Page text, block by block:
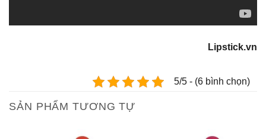
Lipstick.vn
5/5 - (6 bình chọn)
SẢN PHẨM TƯƠNG TỰ